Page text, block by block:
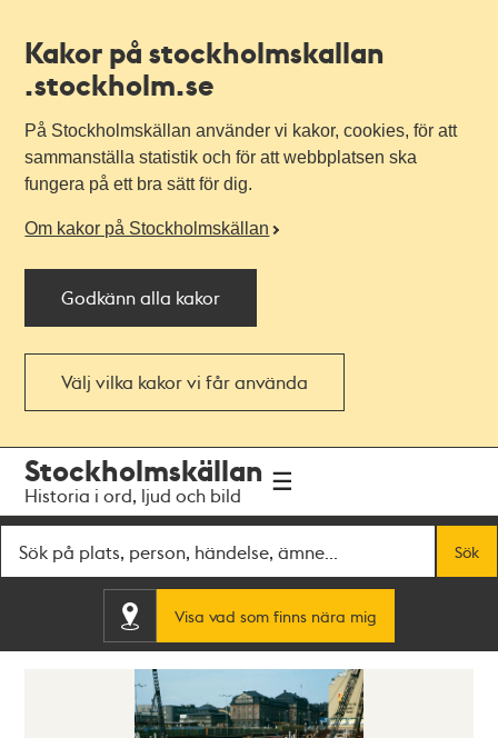
Kakor på stockholmskallan
.stockholm.se
På Stockholmskällan använder vi kakor, cookies, för att
sammanställa statistik och för att webbplatsen ska
fungera på ett bra sätt för dig.
Om kakor på Stockholmskällan
Godkänn alla kakor
Välj vilka kakor vi får använda
navigationen
huvudinnehållet
Stockholmskällan
Historia i ord, ljud och bild
Sök
Visa vad som finns nära mig